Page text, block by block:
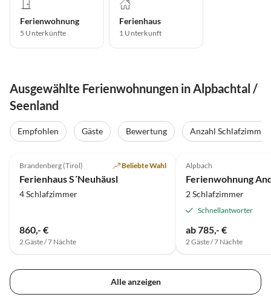
Ferienwohnung
5 Unterkünfte
Ferienhaus
1 Unterkunft
Ausgewählte Ferienwohnungen in Alpbachtal /
Seenland
Empfohlen Gäste Bewertung
Anzahl Schlafzimmer
Brandenberg (Tirol) Beliebte Wahl
Ferienhaus S´Neuhäusl
4 Schlafzimmer
860,- €
2 Gäste / 7 Nächte
Super-Gastgeber
Alpbach
2 Schlafzimmer
Schnellantworter
ab 785,- €
2 Gäste / 7 Nächte
Alle anzeigen